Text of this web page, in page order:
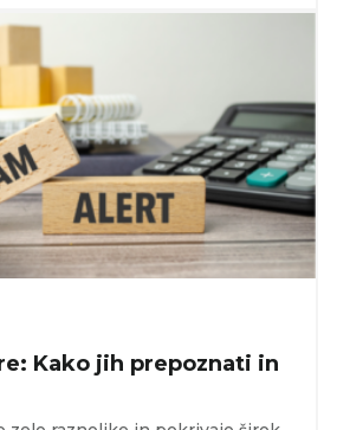
Kako jih prepoznati in